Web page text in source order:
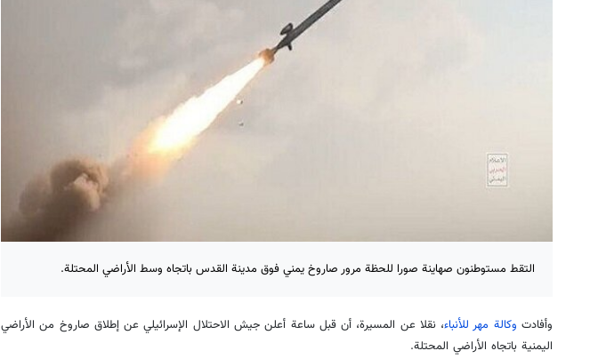
التقط مستوطنون صهاينة صورا للحظة مرور صاروخ يمني فوق مدينة القدس باتجاه وسط الأراضي المحتلة.
وأفادت وكالة مهر للأنباء، نقلا عن المسيرة، أن قبل ساعة أعلن جيش الاحتلال الإسرائيلي عن إطلاق صاروخ من الأراضي
اليمنية باتجاه الأراضي المحتلة.